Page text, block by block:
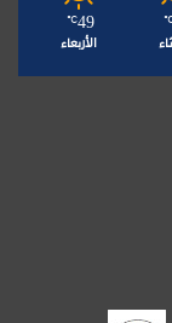
49
℃
الأربعاء